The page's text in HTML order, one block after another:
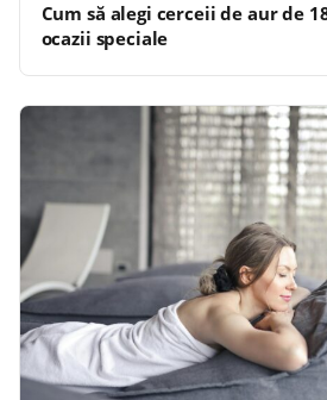
Cum să alegi cerceii de aur de
ocazii speciale